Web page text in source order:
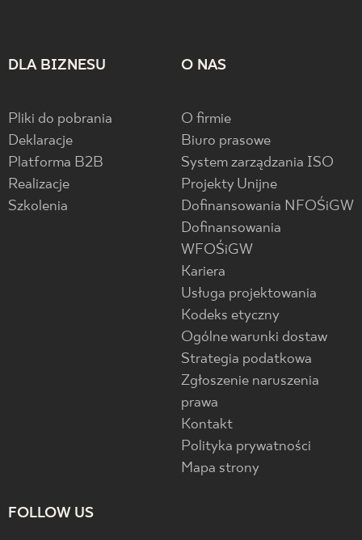
DLA BIZNESU
Pliki do pobrania
Deklaracje
Platforma B2B
Realizacje
Szkolenia
O NAS
O firmie
Biuro prasowe
System zarządzania ISO
Projekty Unijne
Dofinansowania NFOŚiGW
Dofinansowania
WFOŚiGW
Kariera
Usługa projektowania
Kodeks etyczny
Ogólne warunki dostaw
Strategia podatkowa
Zgłoszenie naruszenia
prawa
Kontakt
Polityka prywatności
Mapa strony
FOLLOW US